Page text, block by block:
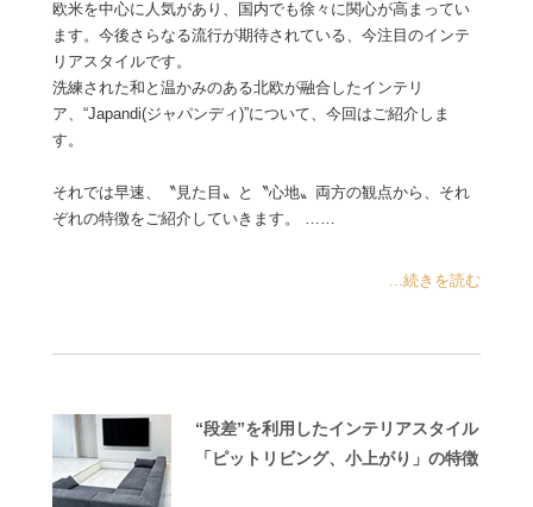
欧米を中心に人気があり、国内でも徐々に関心が高まってい
ます。今後さらなる流行が期待されている、今注目のインテ
リアスタイルです。
洗練された和と温かみのある北欧が融合したインテリ
ア、“Japandi(ジャパンディ)”について、今回はご紹介しま
す。
それでは早速、〝見た目〟と〝心地〟両方の観点から、それ
ぞれの特徴をご紹介していきます。 ……
...続きを読む
“段差”を利用したインテリアスタイル
「ピットリビング、小上がり」の特徴